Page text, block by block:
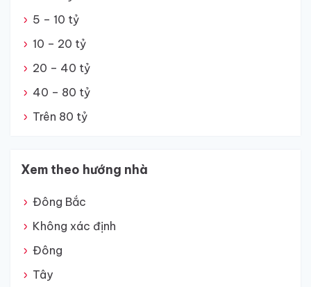
5 – 10 tỷ
10 – 20 tỷ
20 – 40 tỷ
40 – 80 tỷ
Trên 80 tỷ
Xem theo hướng nhà
Đông Bắc
Không xác định
Đông
Tây